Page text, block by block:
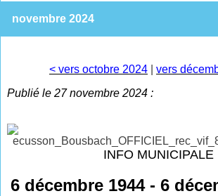
novembre 2024
< vers octobre 2024
vers
Publié le 27 novembre 2024 :
INFO MUNICIPALE
6 décembre 1944 - 6